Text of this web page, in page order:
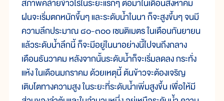
สภาพคล้ายข้าวไร่ในระยะแรกๆ ต่อมาในเดือนสิงหาคม
ฝนจะเริ่มตกหนักขึ้นๆ และระดับน้ำในนา ก็จะสูงขึ้นๆ จนมี
ความลึกประมาณ ๘๐-๓๐๐ เซนติเมตร ในเดือนกันยายน
แล้วระดับน้ำลึกนี้ ก็จะมีอยู่ในนาอย่างนี้ไปจนถึงกลาง
เดือนธันวาคม หลังจากนั้นระดับน้ำก็จะเริ่มลดลง กระทั่ง
แห้ง ในเดือนมกราคม ด้วยเหตุนี้ ต้นข้าวจะต้องเจริญ
เติบโตทางความสูง ในระยะที่ระดับน้ำเพิ่มสูงขึ้น เพื่อให้มี